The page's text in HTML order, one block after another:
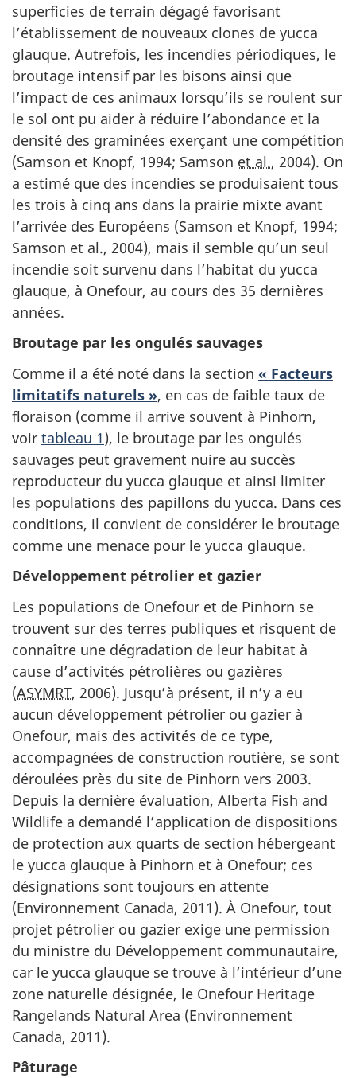
superficies de terrain dégagé favorisant
l’établissement de nouveaux clones de yucca
glauque. Autrefois, les incendies périodiques, le
broutage intensif par les bisons ainsi que
l’impact de ces animaux lorsqu’ils se roulent sur
le sol ont pu aider à réduire l’abondance et la
densité des graminées exerçant une compétition
(Samson et Knopf, 1994; Samson et al., 2004). On
a estimé que des incendies se produisaient tous
les trois à cinq ans dans la prairie mixte avant
l’arrivée des Européens (Samson et Knopf, 1994;
Samson et al., 2004), mais il semble qu’un seul
incendie soit survenu dans l’habitat du yucca
glauque, à Onefour, au cours des 35 dernières
années.
Broutage par les ongulés sauvages
Comme il a été noté dans la section « Facteurs
limitatifs naturels », en cas de faible taux de
floraison (comme il arrive souvent à Pinhorn,
voir tableau 1), le broutage par les ongulés
sauvages peut gravement nuire au succès
reproducteur du yucca glauque et ainsi limiter
les populations des papillons du yucca. Dans ces
conditions, il convient de considérer le broutage
comme une menace pour le yucca glauque.
Développement pétrolier et gazier
Les populations de Onefour et de Pinhorn se
trouvent sur des terres publiques et risquent de
connaître une dégradation de leur habitat à
cause d’activités pétrolières ou gazières
(ASYMRT, 2006). Jusqu’à présent, il n’y a eu
aucun développement pétrolier ou gazier à
Onefour, mais des activités de ce type,
accompagnées de construction routière, se sont
déroulées près du site de Pinhorn vers 2003.
Depuis la dernière évaluation, Alberta Fish and
Wildlife a demandé l’application de dispositions
de protection aux quarts de section hébergeant
le yucca glauque à Pinhorn et à Onefour; ces
désignations sont toujours en attente
(Environnement Canada, 2011). À Onefour, tout
projet pétrolier ou gazier exige une permission
du ministre du Développement communautaire,
car le yucca glauque se trouve à l’intérieur d’une
zone naturelle désignée, le Onefour Heritage
Rangelands Natural Area (Environnement
Canada, 2011).
Pâturage